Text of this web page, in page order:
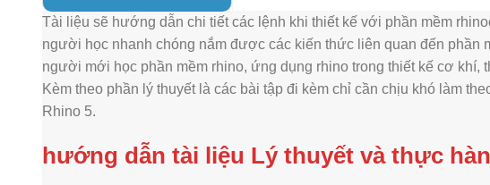
Tài liệu sẽ hướng dẫn chi tiết các lệnh khi thiết kế với phần mềm
người học nhanh chóng nắm được các kiến thức liên quan đến
người mới học phần mềm rhino, ứng dụng rhino trong thiết kế cơ khí,
Kèm theo phần lý thuyết là các bài tập đi kèm chỉ cần chịu khó làm
Rhino 5.
hướng dẫn tài liệu Lý thuyết và thực